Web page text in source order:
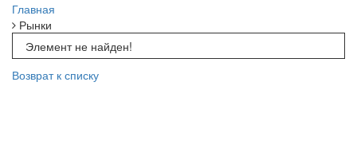
Главная
Рынки
Элемент не найден!
Возврат к списку